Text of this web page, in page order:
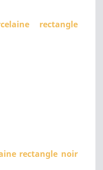
rectangle
rectangle noir